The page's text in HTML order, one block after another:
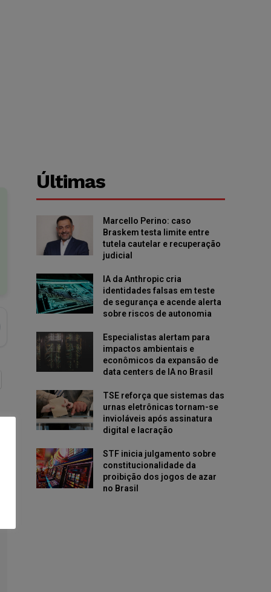
Últimas
Marcello Perino: caso
Braskem testa limite entre
tutela cautelar e recuperação
judicial
IA da Anthropic cria
identidades falsas em teste
de segurança e acende alerta
sobre riscos de autonomia
Especialistas alertam para
impactos ambientais e
econômicos da expansão de
data centers de IA no Brasil
TSE reforça que sistemas das
urnas eletrônicas tornam-se
invioláveis após assinatura
digital e lacração
STF inicia julgamento sobre
constitucionalidade da
proibição dos jogos de azar
no Brasil